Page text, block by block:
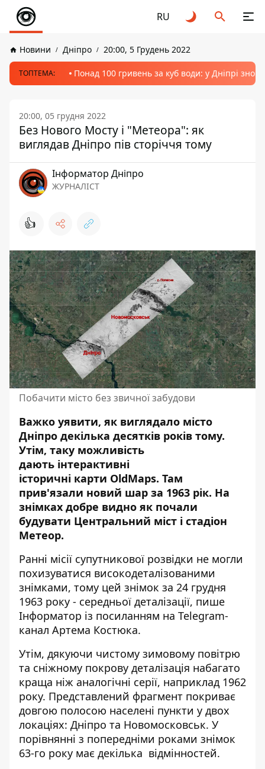
RU
Новини Дніпро 20:00, 5 Грудень 2022
ТОПТЕМА: Понад 100 гривень за куб води: у Дніпрі
20:00, 05 грудня 2022
Без Нового Мосту і "Метеора": як
виглядав Дніпро пів сторіччя тому
Інформатор Дніпро
ЖУРНАЛІСТ
👍
Побачити місто без звичної забудови
Важко уявити, як виглядало місто
Дніпро декілька десятків років тому.
Утім, таку можливість
дають інтерактивні
історичні карти OldMaps. Там
прив'язали новий шар за 1963 рік. На
знімках добре видно як почали
будувати Центральний міст і стадіон
Метеор.
Ранні місії супутникової розвідки не могли
похизуватися високодеталізованими
знімками, тому цей знімок за 24 грудня
1963 року - середньої деталізації, пише
Інформатор із посиланням на Telegram-
канал Артема Костюка.
Утім, дякуючи чистому зимовому повітрю
та сніжному покрову деталізація набагато
краща ніж аналогічні серії, наприклад 1962
року. Представлений фрагмент покриває
довгою полосою населені пункти у двох
локаціях: Дніпро та Новомосковськ. У
порівнянні з попередніми роками знімок
63-го року має декілька відмінностей.